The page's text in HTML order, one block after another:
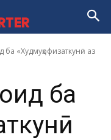
ба «Худмуҳофизаткунӣ аз
ба